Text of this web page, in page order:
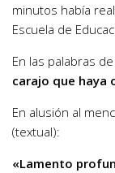
minutos había
Escuela de
En las palabras
carajo que haya
En alusión al
(textual):
«Lamento